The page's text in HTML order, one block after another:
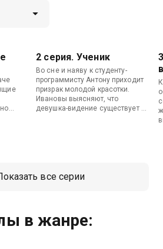
2 серия. Ученик
Во сне и наяву к студенту-
программисту Антону приходит
призрак молодой красотки.
Ивановы выясняют, что
девушка-видение существует в
репетиторство и теперь целыми
днями пропадает в доме
все серии
в жанре: